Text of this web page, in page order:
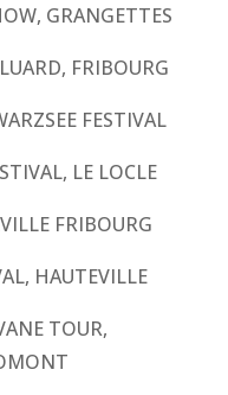
GRANGETTES
FRIBOURG
FESTIVAL
LE LOCLE
FRIBOURG
HAUTEVILLE
TOUR,